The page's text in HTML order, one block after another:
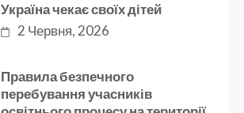
Україна чекає своїх дітей
2 Червня, 2026
Правила безпечного
перебування учасників